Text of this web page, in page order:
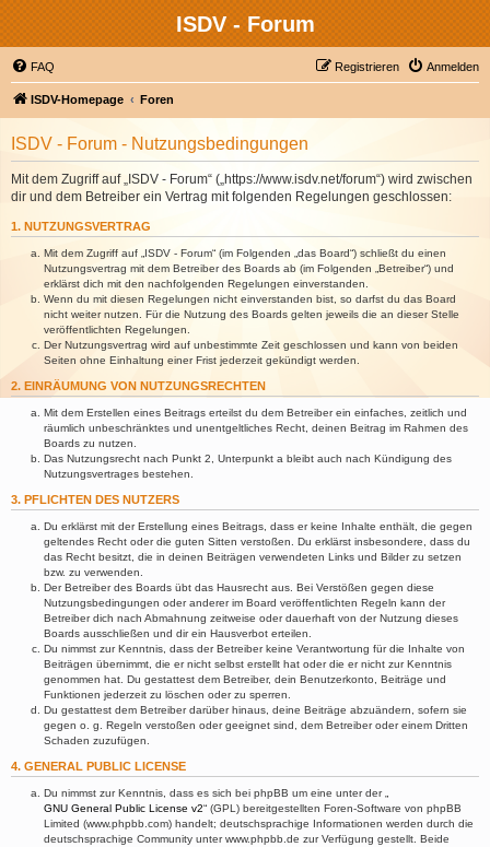
ISDV - Forum
FAQ Anmelden
Registrieren
ISDV-Homepage Foren
ISDV - Forum - Nutzungsbedingungen
Mit dem Zugriff auf „ISDV - Forum“ („https://www.isdv.net/forum“) wird zwischen
dir und dem Betreiber ein Vertrag mit folgenden Regelungen geschlossen:
1. NUTZUNGSVERTRAG
Mit dem Zugriff auf „ISDV - Forum“ (im Folgenden „das Board“) schließt du einen
Nutzungsvertrag mit dem Betreiber des Boards ab (im Folgenden „Betreiber“) und
erklärst dich mit den nachfolgenden Regelungen einverstanden.
Wenn du mit diesen Regelungen nicht einverstanden bist, so darfst du das Board
nicht weiter nutzen. Für die Nutzung des Boards gelten jeweils die an dieser Stelle
veröffentlichten Regelungen.
Der Nutzungsvertrag wird auf unbestimmte Zeit geschlossen und kann von beiden
Seiten ohne Einhaltung einer Frist jederzeit gekündigt werden.
2. EINRÄUMUNG VON NUTZUNGSRECHTEN
Mit dem Erstellen eines Beitrags erteilst du dem Betreiber ein einfaches, zeitlich und
räumlich unbeschränktes und unentgeltliches Recht, deinen Beitrag im Rahmen des
Boards zu nutzen.
Das Nutzungsrecht nach Punkt 2, Unterpunkt a bleibt auch nach Kündigung des
Nutzungsvertrages bestehen.
3. PFLICHTEN DES NUTZERS
Du erklärst mit der Erstellung eines Beitrags, dass er keine Inhalte enthält, die gegen
geltendes Recht oder die guten Sitten verstoßen. Du erklärst insbesondere, dass du
das Recht besitzt, die in deinen Beiträgen verwendeten Links und Bilder zu setzen
bzw. zu verwenden.
Der Betreiber des Boards übt das Hausrecht aus. Bei Verstößen gegen diese
Nutzungsbedingungen oder anderer im Board veröffentlichten Regeln kann der
Betreiber dich nach Abmahnung zeitweise oder dauerhaft von der Nutzung dieses
Boards ausschließen und dir ein Hausverbot erteilen.
Du nimmst zur Kenntnis, dass der Betreiber keine Verantwortung für die Inhalte von
Beiträgen übernimmt, die er nicht selbst erstellt hat oder die er nicht zur Kenntnis
genommen hat. Du gestattest dem Betreiber, dein Benutzerkonto, Beiträge und
Funktionen jederzeit zu löschen oder zu sperren.
Du gestattest dem Betreiber darüber hinaus, deine Beiträge abzuändern, sofern sie
gegen o. g. Regeln verstoßen oder geeignet sind, dem Betreiber oder einem Dritten
Schaden zuzufügen.
4. GENERAL PUBLIC LICENSE
Du nimmst zur Kenntnis, dass es sich bei phpBB um eine unter der „
GNU General Public License v2“ (GPL) bereitgestellten Foren-Software von phpBB
Limited (www.phpbb.com) handelt; deutschsprachige Informationen werden durch die
deutschsprachige Community unter www.phpbb.de zur Verfügung gestellt. Beide